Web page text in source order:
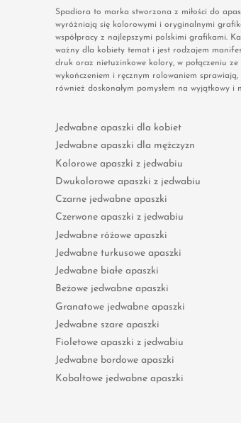
Spadiora to marka stworzona z miłości do
wyróżniają się kolorowymi i oryginalnymi
współpracy z najlepszymi polskimi grafikami.
ważny dla kobiety temat i jest rodzajem
druk oraz nietuzinkowe kolory, w połączeniu ze
wykończeniem i ręcznym rolowaniem sprawiają,
również doskonałym pomysłem na wyjątkowy i
Jedwabne apaszki dla kobiet
Jedwabne apaszki dla mężczyzn
Kolorowe apaszki z jedwabiu
Dwukolorowe apaszki z jedwabiu
Czarne jedwabne apaszki
Czerwone apaszki z jedwabiu
Jedwabne różowe apaszki
Jedwabne turkusowe apaszki
Jedwabne białe apaszki
Beżowe jedwabne apaszki
Granatowe jedwabne apaszki
Jedwabne szare apaszki
Fioletowe apaszki z jedwabiu
Jedwabne bordowe apaszki
Kobaltowe jedwabne apaszki